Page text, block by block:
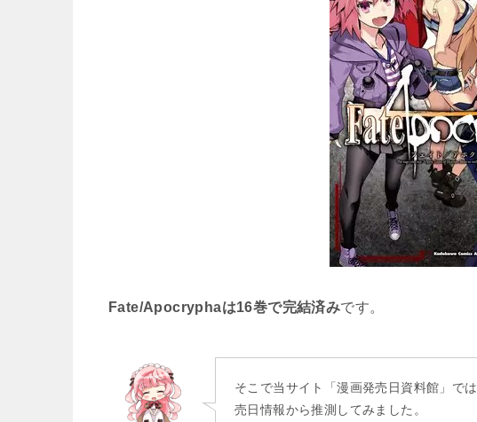
Fate/Apocryphaは16巻で完結済みです。
そこで当サイト「漫画発売日資料館」では
売日情報から推測してみました。